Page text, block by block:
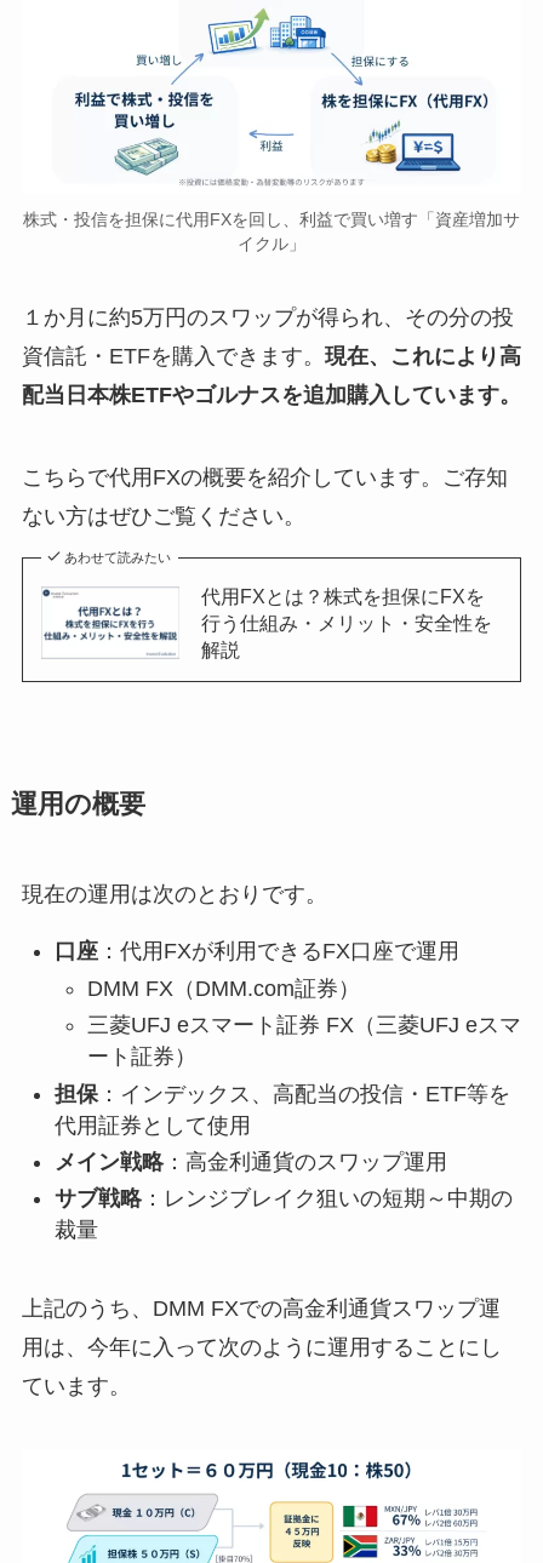
株式・投信を担保に代用FXを回し、利益で買い増す「資産増加サ
イクル」
１か月に約5万円のスワップが得られ、その分の投
資信託・ETFを購入できます。 現在、これにより高
配当日本株ETFやゴルナスを追加購入しています。
こちらで代用FXの概要を紹介しています。ご存知
ない方はぜひご覧ください。
あわせて読みたい
代用FXとは？株式を担保にFXを
行う仕組み・メリット・安全性を
解説
運用の概要
現在の運用は次のとおりです。
口座：代用FXが利用できるFX口座で運用
DMM FX（DMM.com証券）
三菱UFJ eスマート証券 FX（三菱UFJ eスマ
ート証券）
担保：インデックス、高配当の投信・ETF等を
代用証券として使用
メイン戦略：高金利通貨のスワップ運用
サブ戦略：レンジブレイク狙いの短期～中期の
裁量
上記のうち、DMM FXでの高金利通貨スワップ運
用は、今年に入って次のように運用することにし
ています。